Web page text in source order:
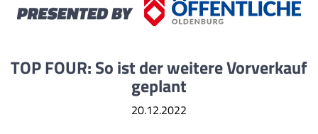
TOP FOUR: So ist der weitere Vorverkauf
geplant
20.12.2022